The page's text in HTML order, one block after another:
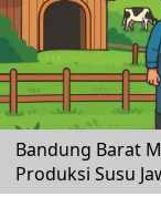
Bandung Barat
Produksi Susu